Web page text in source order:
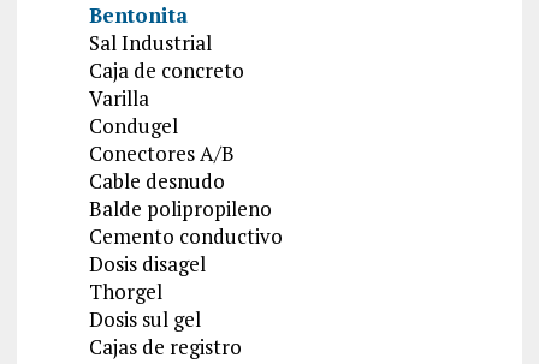
Bentonita
Sal Industrial
Caja de concreto
Varilla
Condugel
Conectores A/B
Cable desnudo
Balde polipropileno
Cemento conductivo
Dosis disagel
Thorgel
Dosis sul gel
Cajas de registro